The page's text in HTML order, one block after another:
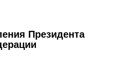
Президента